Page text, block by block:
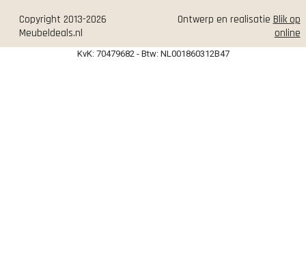
Copyright 2013-2026
Meubeldeals.nl
Ontwerp en realisatie Blik op
online
KvK: 70479682 - Btw: NL001860312B47